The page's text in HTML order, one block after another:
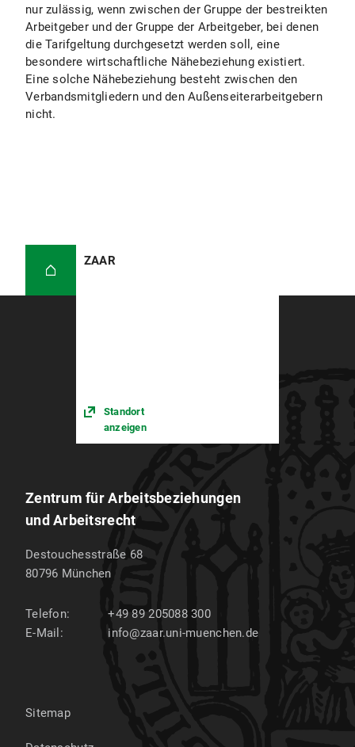
nur zulässig, wenn zwischen der Gruppe der bestreikten
Arbeitgeber und der Gruppe der Arbeitgeber, bei denen
die Tarifgeltung durchgesetzt werden soll, eine
besondere wirtschaftliche Nähebeziehung existiert.
Eine solche Nähebeziehung besteht zwischen den
Verbandsmitgliedern und den Außenseiterarbeitgebern
nicht.
ZAAR
Standort
anzeigen
Zentrum für Arbeitsbeziehungen
und Arbeitsrecht
Destouchesstraße 68
80796 München
Telefon:
+49 89 205088 300
E-Mail:
info@zaar.uni-muenchen.de
Sitemap